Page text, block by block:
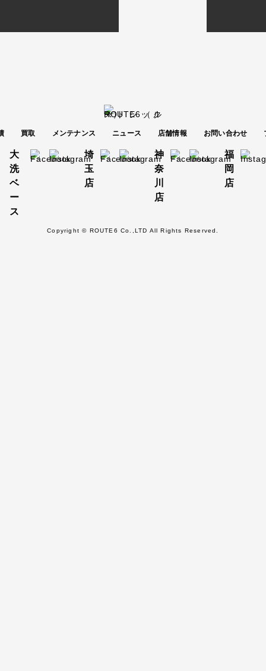
買取 メンテナンス ニュース 店舗情報 お問い合わせ
大
洗
ベ
ー
ス
埼
玉
店
神
奈
川
店
福
岡
店
Copyright © ROUTE6 Co.,LTD All Rights Reserved.